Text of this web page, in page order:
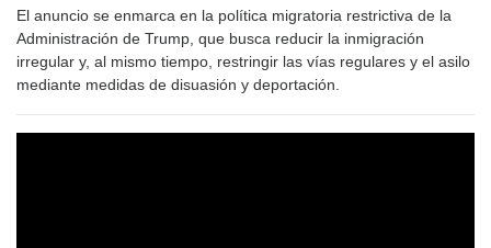
El anuncio se enmarca en la política migratoria restrictiva de la
Administración de Trump, que busca reducir la inmigración
irregular y, al mismo tiempo, restringir las vías regulares y el asilo
mediante medidas de disuasión y deportación.